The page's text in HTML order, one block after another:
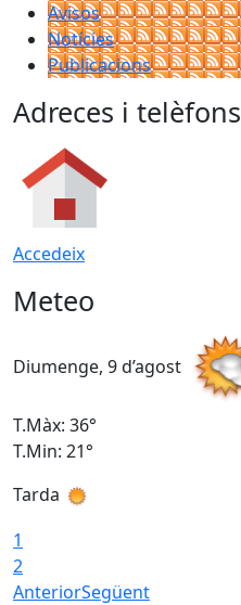
Avisos
Notícies
Publicacions
Adreces i telèfons
Accedeix
Meteo
Diumenge, 9 d’agost
T.Màx: 36°
T.Min: 21°
Tarda
1
2
AnteriorSegüent